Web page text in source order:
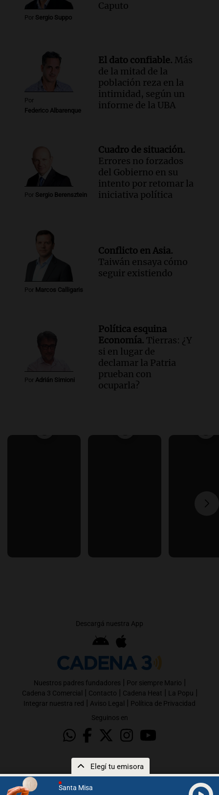
Santa Misa
Elegí tu emisora
Episodios
Audio.Chile planteó mejorar la
Panorama Federal
Episodios
Por Sergio Suppo
Caputo
Por
Federico Albarenque
El dato confiable. Más
de la mitad de la
población reza en la
intimidad, según un
informe de la UBA
Por Sergio Berensztein
Cuadro de situación.
Errores no forzados
del Gobierno en su
intento por retomar la
iniciativa política
Por Marcos Calligaris
Conflicto en Asia.
Taiwán ensaya cómo
seguir existiendo
Por Adrián Simioni
Política esquina
Economía. Tierras: ¿Y
si en lugar de
declamar la Patria
prueban con
ocuparla?
Descargá nuestra App
Nuestros padres fundadores | Por siempre Mario |
Cadena 3 Comercial | Contacto | Cadena Heat | La Popu |
Integrar nuestra red | Aviso Legal | Política de Privacidad
Seguinos en